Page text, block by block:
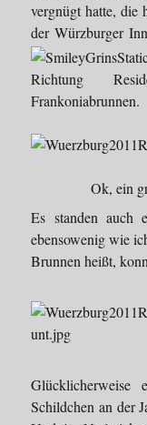
vergnügt hatte, die
der Würzburger
Richtung
Frankoniabrunnen.
Ok, ein
Es standen auch
ebensowenig wie
Brunnen heißt,
Glücklicherweise
Schildchen an der